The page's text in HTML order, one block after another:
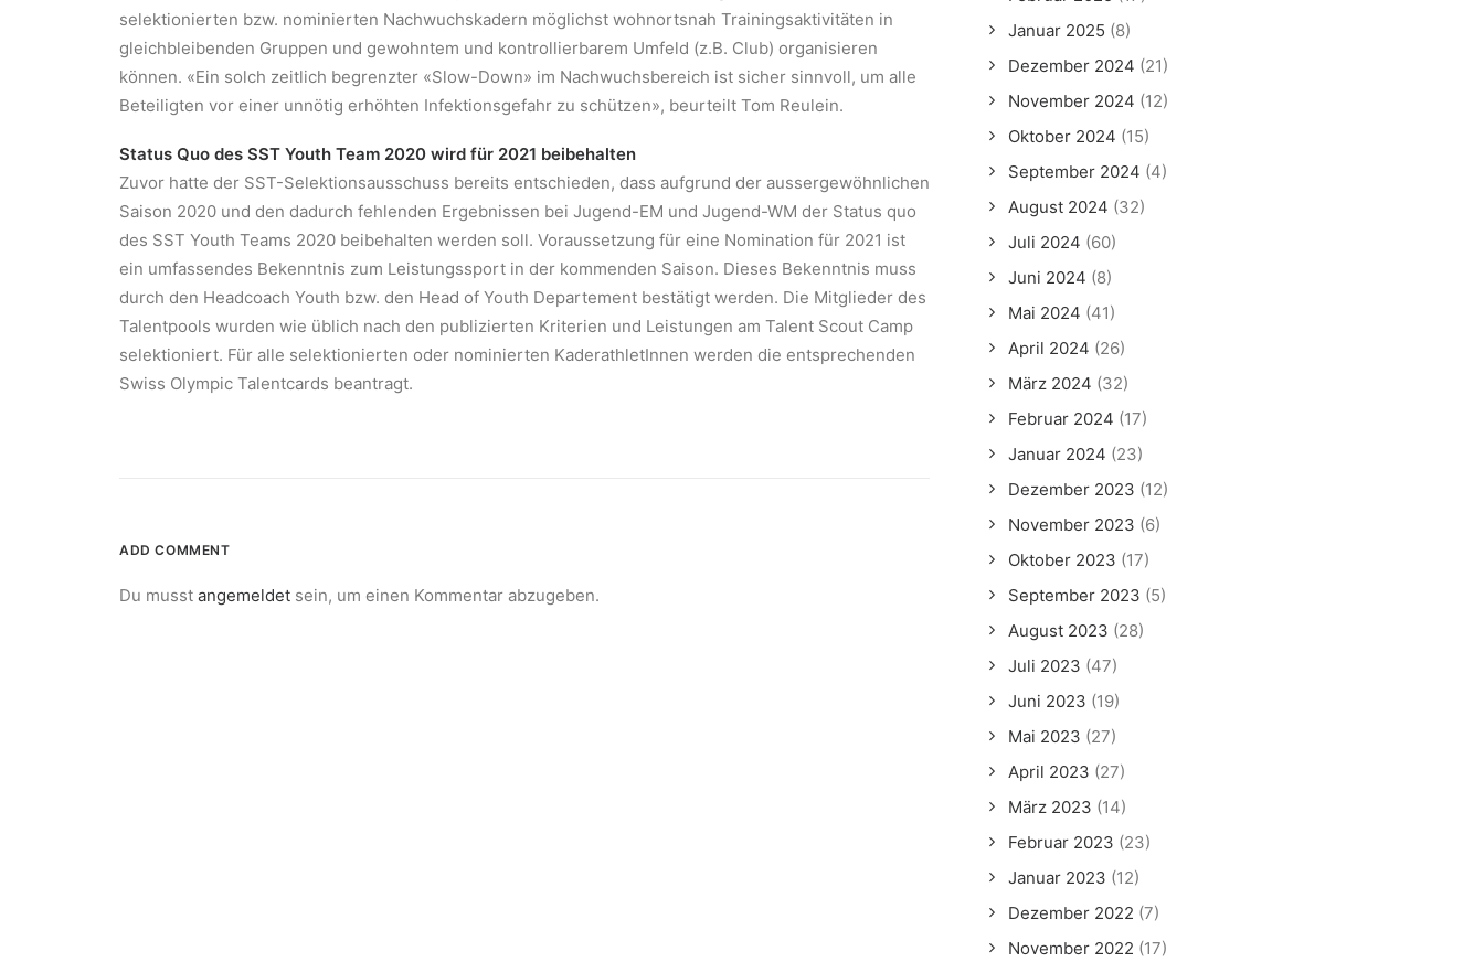
selektionierten bzw. nominierten Nachwuchskadern möglichst wohnortsnah Trainingsaktivitäten in
gleichbleibenden Gruppen und gewohntem und kontrollierbarem Umfeld (z.B. Club) organisieren
können. «Ein solch zeitlich begrenzter «Slow-Down» im Nachwuchsbereich ist sicher sinnvoll, um alle
Beteiligten vor einer unnötig erhöhten Infektionsgefahr zu schützen», beurteilt Tom Reulein.
Status Quo des SST Youth Team 2020 wird für 2021 beibehalten
Zuvor hatte der SST-Selektionsausschuss bereits entschieden, dass aufgrund der aussergewöhnlichen
Saison 2020 und den dadurch fehlenden Ergebnissen bei Jugend-EM und Jugend-WM der Status quo
des SST Youth Teams 2020 beibehalten werden soll. Voraussetzung für eine Nomination für 2021 ist
ein umfassendes Bekenntnis zum Leistungssport in der kommenden Saison. Dieses Bekenntnis muss
durch den Headcoach Youth bzw. den Head of Youth Departement bestätigt werden. Die Mitglieder des
Talentpools wurden wie üblich nach den publizierten Kriterien und Leistungen am Talent Scout Camp
selektioniert. Für alle selektionierten oder nominierten KaderathletInnen werden die entsprechenden
Swiss Olympic Talentcards beantragt.
ADD COMMENT
Du musst angemeldet sein, um einen Kommentar abzugeben.
Januar 2025 (8)
Dezember 2024 (21)
November 2024 (12)
Oktober 2024 (15)
September 2024 (4)
August 2024 (32)
Juli 2024 (60)
Juni 2024 (8)
Mai 2024 (41)
April 2024 (26)
März 2024 (32)
Februar 2024 (17)
Januar 2024 (23)
Dezember 2023 (12)
November 2023 (6)
Oktober 2023 (17)
September 2023 (5)
August 2023 (28)
Juli 2023 (47)
Juni 2023 (19)
Mai 2023 (27)
April 2023 (27)
März 2023 (14)
Februar 2023 (23)
Januar 2023 (12)
Dezember 2022 (7)
November 2022 (17)